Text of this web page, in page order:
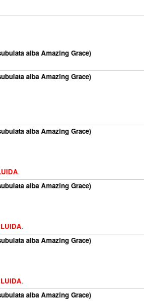
alba Amazing Grace)
alba Amazing Grace)
alba Amazing Grace)
.
alba Amazing Grace)
.
alba Amazing Grace)
.
alba Amazing Grace)